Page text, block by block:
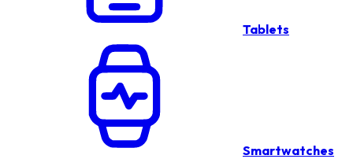
Tablets
Smartwatches